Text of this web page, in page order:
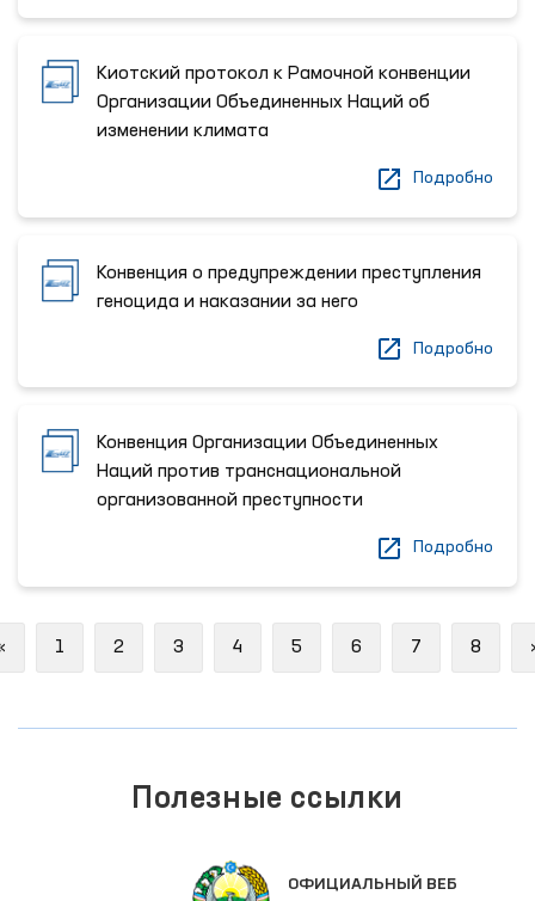
Киотский протокол к Рамочной конвенции
Организации Объединенных Наций об
изменении климата
Подробно
Конвенция о предупреждении преступления
геноцида и наказании за него
Подробно
Конвенция Организации Объединенных
Наций против транснациональной
организованной преступности
Подробно
Previous
1 2 3 4 5 6 7 8
Полезные ссылки
ОФИЦИАЛЬНЫЙ ВЕБ